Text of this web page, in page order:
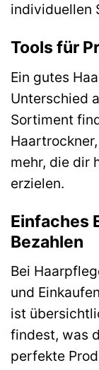
individuellen
Tools für
Ein gutes
Unterschied
Sortiment
mehr, die dir
erzielen.
Einfaches
Bezahlen
Bei
und
ist
findest, was
perfekte